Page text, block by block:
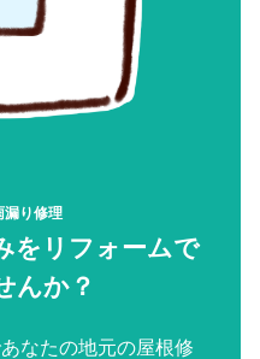
漏り修理
をリフォームで
んか？
なたの地元の屋根修